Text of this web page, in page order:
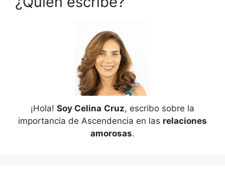
¡Hola! Soy Celina Cruz, escribo sobre la
importancia de Ascendencia en las relaciones
amorosas.